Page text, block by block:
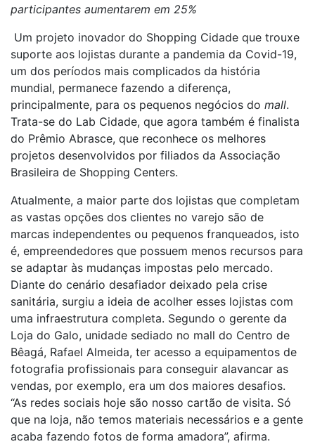
participantes aumentarem em 25%
Um projeto inovador do Shopping Cidade que trouxe
suporte aos lojistas durante a pandemia da Covid-19,
um dos períodos mais complicados da história
mundial, permanece fazendo a diferença,
principalmente, para os pequenos negócios do mall.
Trata-se do Lab Cidade, que agora também é finalista
do Prêmio Abrasce, que reconhece os melhores
projetos desenvolvidos por filiados da Associação
Brasileira de Shopping Centers.
Atualmente, a maior parte dos lojistas que completam
as vastas opções dos clientes no varejo são de
marcas independentes ou pequenos franqueados, isto
é, empreendedores que possuem menos recursos para
se adaptar às mudanças impostas pelo mercado.
Diante do cenário desafiador deixado pela crise
sanitária, surgiu a ideia de acolher esses lojistas com
uma infraestrutura completa. Segundo o gerente da
Loja do Galo, unidade sediado no mall do Centro de
Bêagá, Rafael Almeida, ter acesso a equipamentos de
fotografia profissionais para conseguir alavancar as
vendas, por exemplo, era um dos maiores desafios.
“As redes sociais hoje são nosso cartão de visita. Só
que na loja, não temos materiais necessários e a gente
acaba fazendo fotos de forma amadora”, afirma.